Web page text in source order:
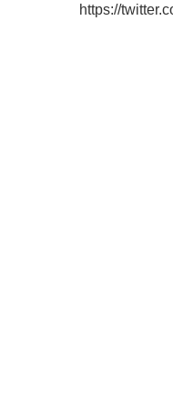
https://